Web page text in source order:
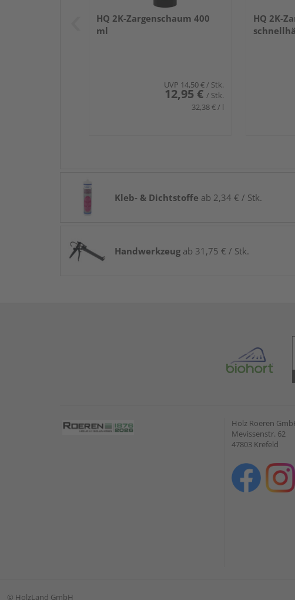
HQ 2K-Zargenschaum 400
ml
UVP 14,50 €/ Stk.
12,95 € / Stk.
32,38 € / l
HQ 2K-
Kleb- & Dichtstoffe ab 2,34 € / Stk.
Handwerkzeug ab 31,75 € / Stk.
Holz Roeren
Mevissenstr. 62
47803 Krefeld
© HolzLand GmbH